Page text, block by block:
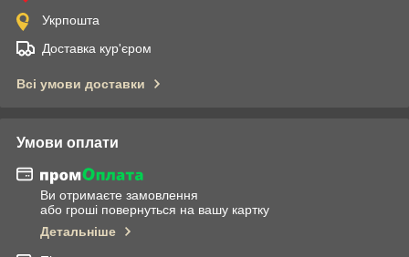
Укрпошта
Доставка кур'єром
Всі умови доставки
Умови оплати
Ви отримаєте замовлення
або гроші повернуться на вашу картку
Детальніше